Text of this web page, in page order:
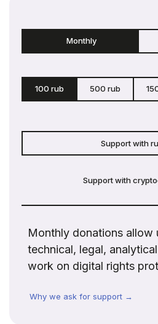
Monthly
100 rub 500 rub
Support with
Support with
Monthly donations allow
technical, legal,
work on digital rights
Why we ask for support →